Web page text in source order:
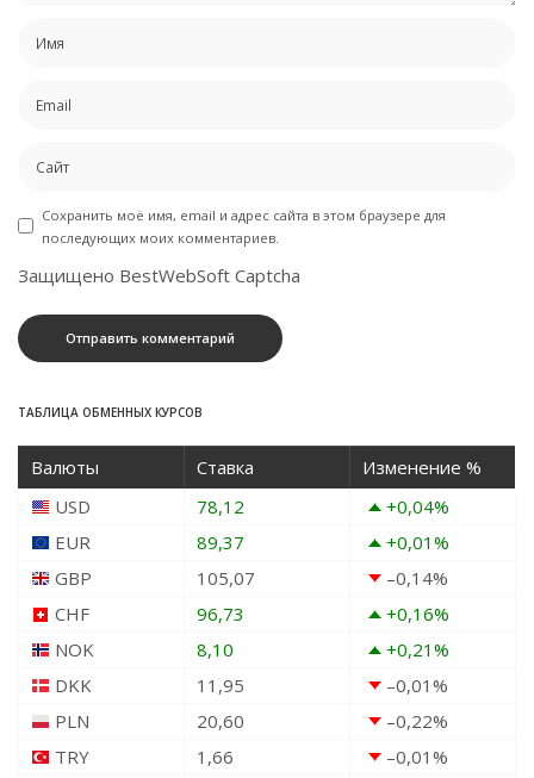
Сохранить моё имя, email и адрес сайта в этом браузере для
последующих моих комментариев.
Защищено BestWebSoft Captcha
ТАБЛИЦА ОБМЕННЫХ КУРСОВ
Валюты Ставка
Изменение %
USD
78,12 +0,04%
EUR
89,37 +0,01%
GBP
105,07 –0,14%
CHF
96,73 +0,16%
NOK
8,10 +0,21%
DKK
11,95 –0,01%
PLN
20,60 –0,22%
TRY
1,66 –0,01%